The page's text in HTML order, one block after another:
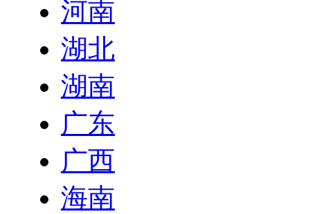
河南
湖北
湖南
广东
广西
海南